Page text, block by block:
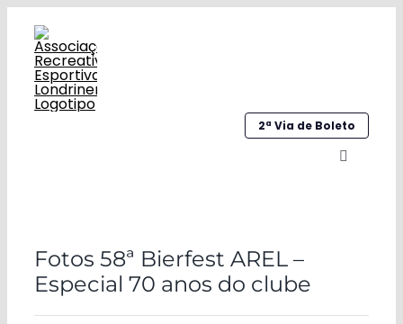
para
conteúdo
2ª Via de Boleto
Alternar
Institucional
Fotos 58ª Bierfest AREL –
Especial 70 anos do clube